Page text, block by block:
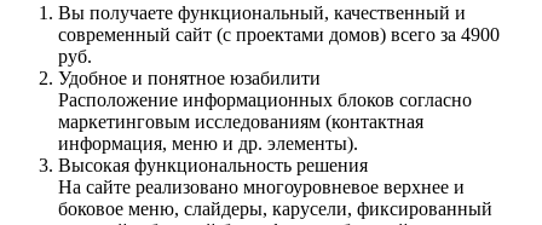
Вы получаете функциональный, качественный и
современный сайт (с проектами домов) всего за 4900
руб.
Удобное и понятное юзабилити
Расположение информационных блоков согласно
маркетинговым исследованиям (контактная
информация, меню и др. элементы).
Высокая функциональность решения
На сайте реализовано многоуровневое верхнее и
боковое меню, слайдеры, карусели, фиксированный